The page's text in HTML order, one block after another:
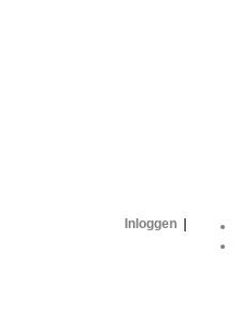
Inloggen